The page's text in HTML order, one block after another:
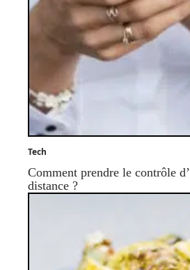
Tech
Comment prendre le contrôle
distance ?